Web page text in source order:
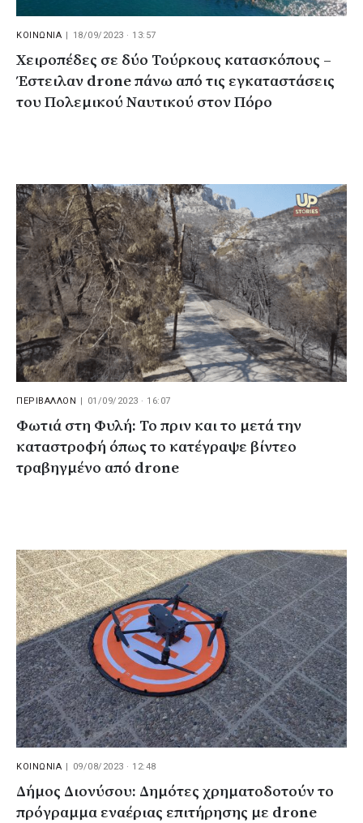
ΚΟΙΝΩΝΙΑ 18/09/2023 · 13:57
Χειροπέδες σε δύο Τούρκους κατασκόπους –
Έστειλαν drone πάνω από τις εγκαταστάσεις
του Πολεμικού Ναυτικού στον Πόρο
ΠΕΡΙΒΑΛΛΟΝ | 01/09/2023 · 16:07
Φωτιά στη Φυλή: Το πριν και το μετά την
καταστροφή όπως το κατέγραψε βίντεο
τραβηγμένο από drone
ΚΟΙΝΩΝΙΑ | 09/08/2023 · 12:48
Δήμος Διονύσου: Δημότες χρηματοδοτούν το
πρόγραμμα εναέριας επιτήρησης με drone